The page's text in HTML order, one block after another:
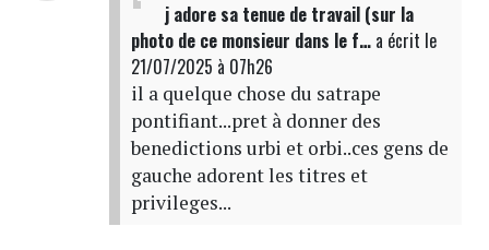
j adore sa tenue de travail (sur la
photo de ce monsieur dans le f…a écrit le
21/07/2025 à 07h26
il a quelque chose du satrape
pontifiant...pret à donner des
benedictions urbi et orbi..ces gens de
gauche adorent les titres et
privileges...